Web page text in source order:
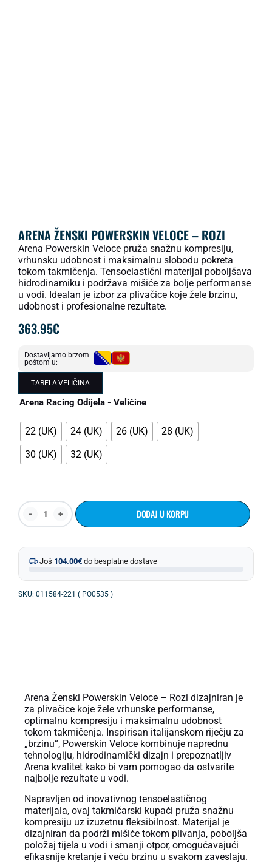
ARENA ŽENSKI POWERSKIN VELOCE – ROZI
Arena Powerskin Veloce pruža snažnu kompresiju,
vrhunsku udobnost i maksimalnu slobodu pokreta
tokom takmičenja. Tensoelastični materijal poboljšava
hidrodinamiku i podržava mišiće za bolje performanse
u vodi. Idealan je izbor za plivačice koje žele brzinu,
udobnost i profesionalne rezultate.
363.95€
Dostavljamo brzom
poštom u:
TABELA VELIČINA
Arena Racing Odijela - Veličine
22 (UK) 24 (UK) 26 (UK)
28 (UK)
30 (UK)
32 (UK)
DODAJ U KORPU
Još 104.00€ do besplatne dostave
SKU: 011584-221 ( PO0535 )
Arena Ženski Powerskin Veloce – Rozi dizajniran je
za plivačice koje žele vrhunske performanse,
optimalnu kompresiju i maksimalnu udobnost
tokom takmičenja. Inspirisan italijanskom riječju za
„brzinu“, Powerskin Veloce kombinuje naprednu
tehnologiju, hidrodinamički dizajn i prepoznatljiv
Arena kvalitet kako bi vam pomogao da ostvarite
najbolje rezultate u vodi.
Napravljen od inovativnog tensoelastičnog
materijala, ovaj takmičarski kupaći pruža snažnu
kompresiju uz izuzetnu fleksibilnost. Materijal je
dizajniran da podrži mišiće tokom plivanja, poboljša
položaj tijela u vodi i smanji otpor, omogućavajući
efikasnije kretanje i veću brzinu u svakom zaveslaju.